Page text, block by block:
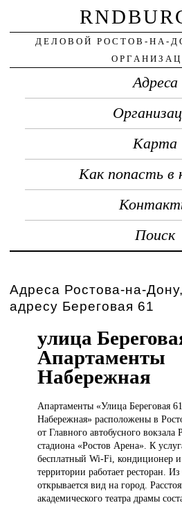
ДЕЛОВОЙ РОСТОВ-НА-
Адреса
Карта
Как попасть в
Поиск
Адреса Ростова-на-
адресу Береговая 61
улица
Апартаменты
Набережная
Апартаменты «УлицаБереговая
Набережная» расположены в
от Главного автобусного вокзала
стадиона «Ростов Арена». К
бесплатный Wi-Fi, кондиционер и
территории работает ресторан.
открывается вид на город.
академического театра драмы